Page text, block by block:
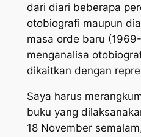
dari diari beberapa
otobiografi maupun
masa orde baru
menganalisa
dikaitkan dengan
Saya harus
buku yang
18 November